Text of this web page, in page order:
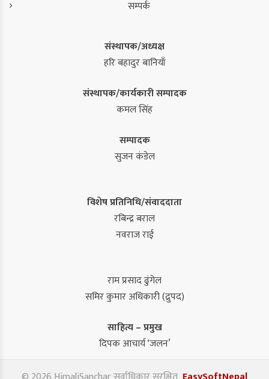
सम्पर्क
संस्थापक/अध्यक्ष
हरि बहादुर बानियाँ
संस्थापक/कार्यकारी सम्पादक
कमल सिंह
सम्पादक
सुजन कंडेल
विशेष प्रतिनिधि/संवाददाता
रबिन्द्र बराल
नवराज राई
राम प्रसाद ढुंगेल
समिर कुमार अधिकारी (द्रुपद)
साहित्य – प्रमुख
दिपक आचार्य ‘जलन’